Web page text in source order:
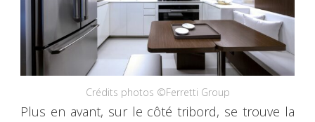
Crédits photos ©Ferretti Group
Plus en avant, sur le côté tribord, se trouve la